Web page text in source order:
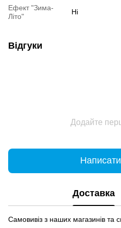
Ефект "Зима-
Літо"
Ні
Відгуки
Додайте
Написати
Доставка
Самовивіз з наших магазинів та